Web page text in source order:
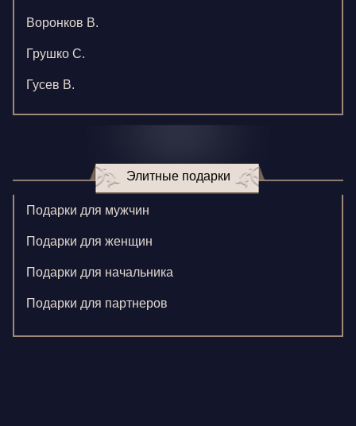
Воронков В.
Грушко С.
Гусев В.
Зверева В.
Кормилицына Е.
Корнилова В.
Ларионова С.
Левушкина Н.
Ненажный А.
Олонцев О.
Элитные подарки
Подарки для мужчин
Подарки для женщин
Подарки для начальника
Подарки для партнеров